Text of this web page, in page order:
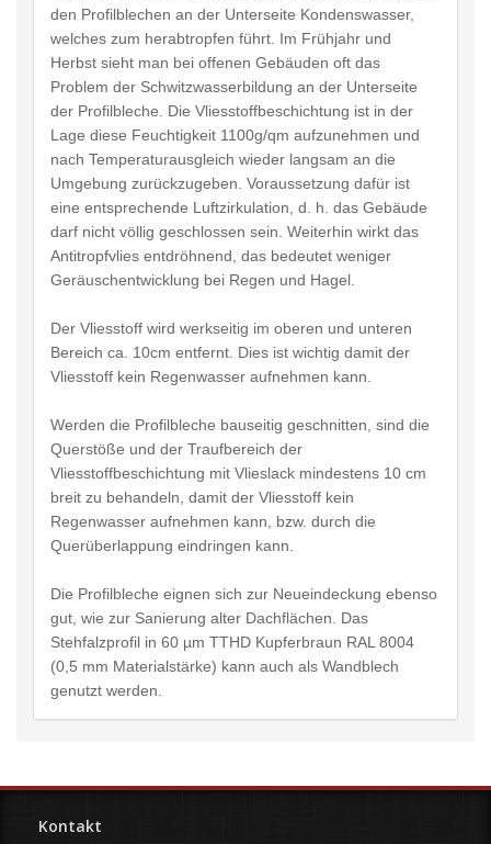
den Profilblechen an der Unterseite Kondenswasser,
welches zum herabtropfen führt. Im Frühjahr und
Herbst sieht man bei offenen Gebäuden oft das
Problem der Schwitzwasserbildung an der Unterseite
der Profilbleche. Die Vliesstoffbeschichtung ist in der
Lage diese Feuchtigkeit 1100g/qm aufzunehmen und
nach Temperaturausgleich wieder langsam an die
Umgebung zurückzugeben. Voraussetzung dafür ist
eine entsprechende Luftzirkulation, d. h. das Gebäude
darf nicht völlig geschlossen sein. Weiterhin wirkt das
Antitropfvlies entdröhnend, das bedeutet weniger
Geräuschentwicklung bei Regen und Hagel.
Der Vliesstoff wird werkseitig im oberen und unteren
Bereich ca. 10cm entfernt. Dies ist wichtig damit der
Vliesstoff kein Regenwasser aufnehmen kann.
Werden die Profilbleche bauseitig geschnitten, sind die
Querstöße und der Traufbereich der
Vliesstoffbeschichtung mit Vlieslack mindestens 10 cm
breit zu behandeln, damit der Vliesstoff kein
Regenwasser aufnehmen kann, bzw. durch die
Querüberlappung eindringen kann.
Die Profilbleche eignen sich zur Neueindeckung ebenso
gut, wie zur Sanierung alter Dachflächen. Das
Stehfalzprofil in 60 µm TTHD Kupferbraun RAL 8004
(0,5 mm Materialstärke) kann auch als Wandblech
genutzt werden.
Kontakt